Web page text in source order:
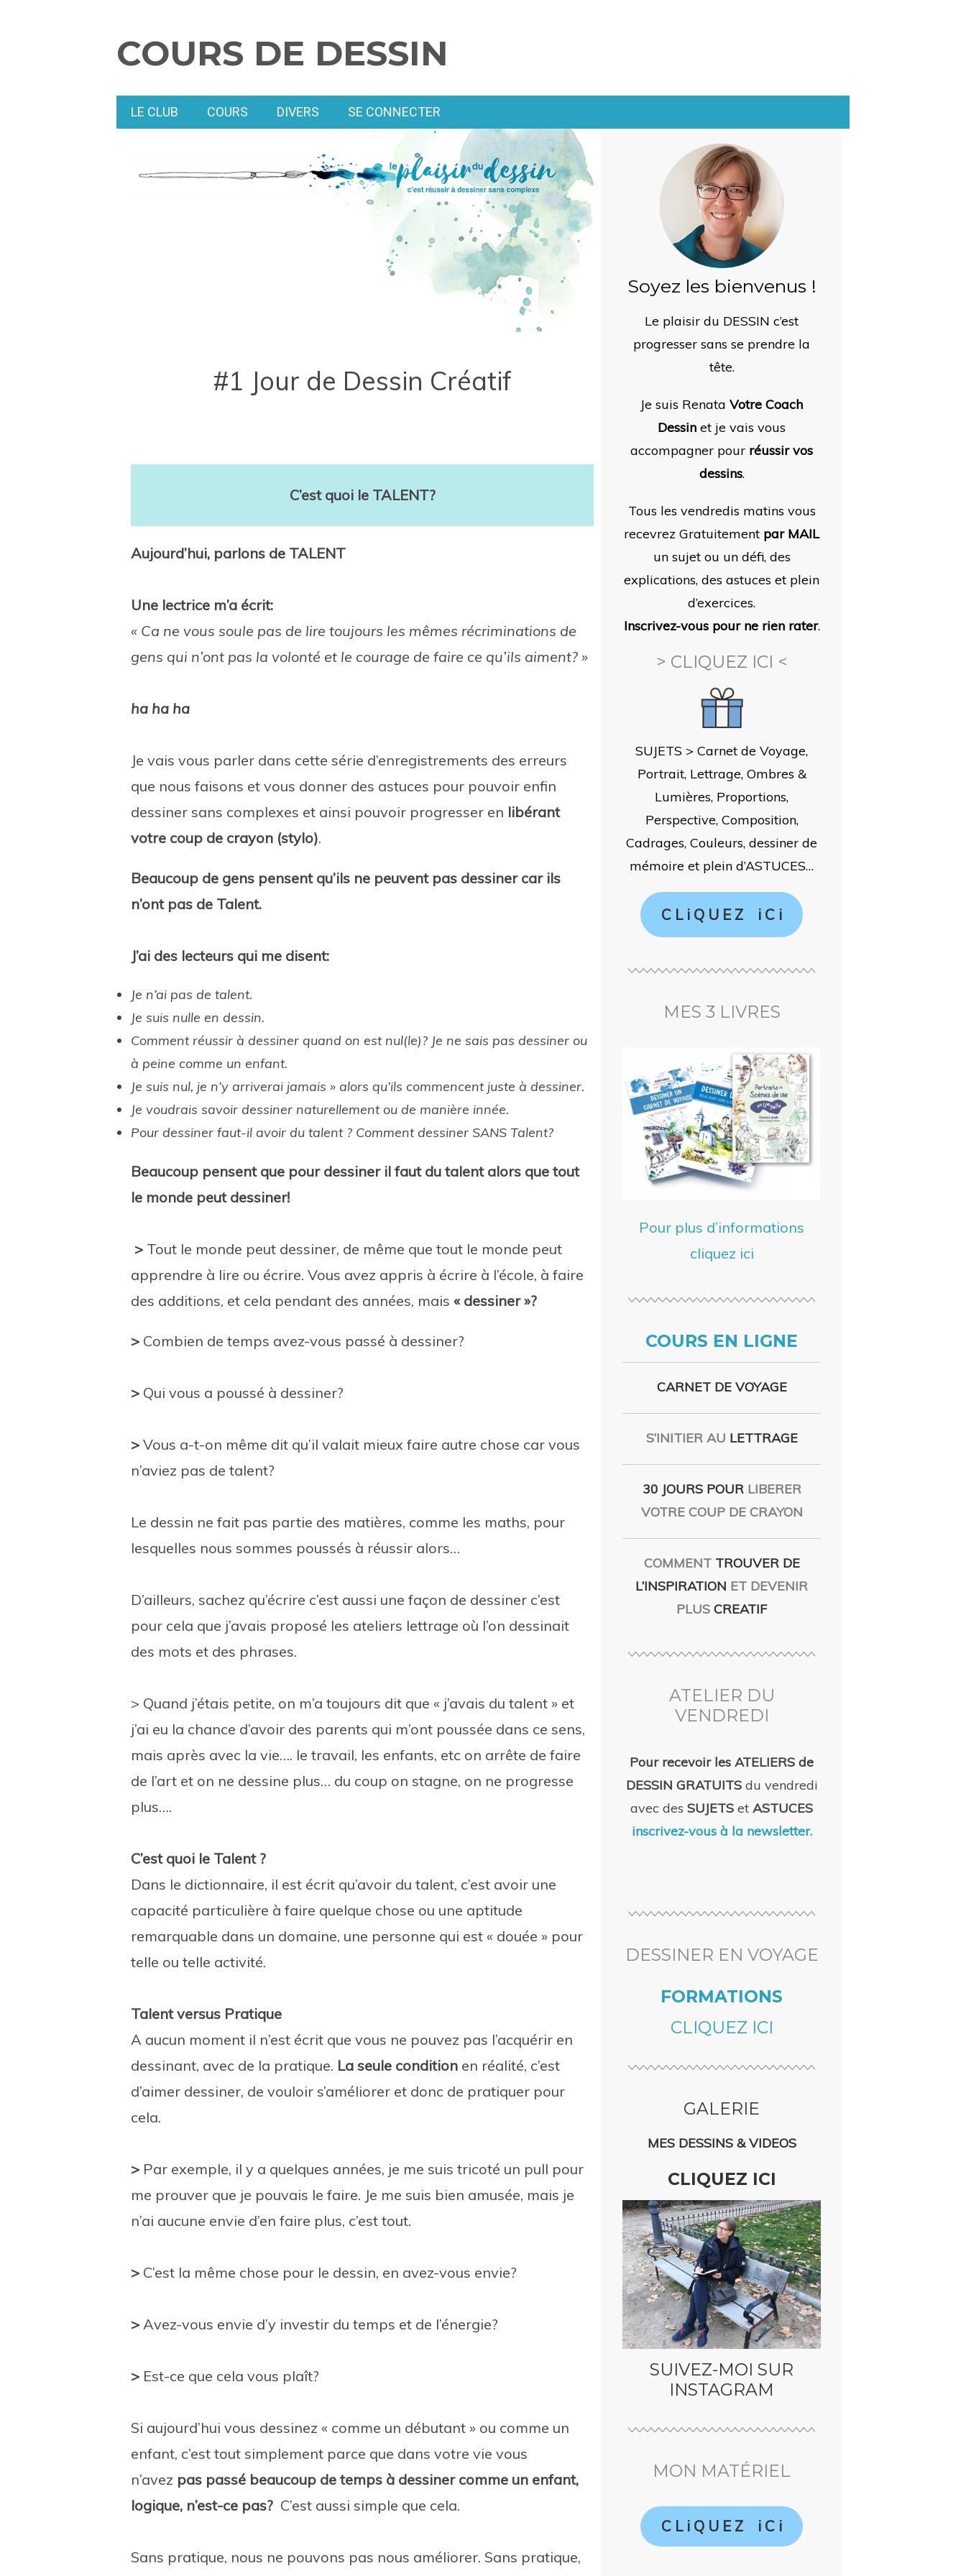
COURS DE DESSIN
LE CLUB COURS DIVERS SE CONNECTER
#1 Jour de Dessin Créatif
C’est quoi le TALENT?
Aujourd’hui, parlons de TALENT
Une lectrice m’a écrit:
« Ca ne vous soule pas de lire toujours les mêmes récriminations de
gens qui n’ont pas la volonté et le courage de faire ce qu’ils aiment? »
ha ha ha
Je vais vous parler dans cette série d’enregistrements des erreurs
que nous faisons et vous donner des astuces pour pouvoir enfin
dessiner sans complexes et ainsi pouvoir progresser en libérant
votre coup de crayon (stylo).
Beaucoup de gens pensent qu’ils ne peuvent pas dessiner car ils
n’ont pas de Talent.
J’ai des lecteurs qui me disent:
Je n’ai pas de talent.
Je suis nulle en dessin.
Comment réussir à dessiner quand on est nul(le)? Je ne sais pas dessiner ou
à peine comme un enfant.
Je suis nul, je n’y arriverai jamais » alors qu’ils commencent juste à dessiner.
Je voudrais savoir dessiner naturellement ou de manière innée.
Pour dessiner faut-il avoir du talent ? Comment dessiner SANS Talent?
Beaucoup pensent que pour dessiner il faut du talent alors que tout
le monde peut dessiner!
> Tout le monde peut dessiner, de même que tout le monde peut
apprendre à lire ou écrire. Vous avez appris à écrire à l’école, à faire
des additions, et cela pendant des années, mais « dessiner »?
> Combien de temps avez-vous passé à dessiner?
> Qui vous a poussé à dessiner?
> Vous a-t-on même dit qu’il valait mieux faire autre chose car vous
n’aviez pas de talent?
Le dessin ne fait pas partie des matières, comme les maths, pour
lesquelles nous sommes poussés à réussir alors…
D’ailleurs, sachez qu’écrire c’est aussi une façon de dessiner c’est
pour cela que j’avais proposé les ateliers lettrage où l’on dessinait
des mots et des phrases.
> Quand j’étais petite, on m’a toujours dit que « j’avais du talent » et
j’ai eu la chance d’avoir des parents qui m’ont poussée dans ce sens,
mais après avec la vie…. le travail, les enfants, etc on arrête de faire
de l’art et on ne dessine plus… du coup on stagne, on ne progresse
plus….
C’est quoi le Talent ?
Dans le dictionnaire, il est écrit qu’avoir du talent, c’est avoir une
capacité particulière à faire quelque chose ou une aptitude
remarquable dans un domaine, une personne qui est « douée » pour
telle ou telle activité.
Talent versus Pratique
A aucun moment il n’est écrit que vous ne pouvez pas l’acquérir en
dessinant, avec de la pratique. La seule condition en réalité, c’est
d’aimer dessiner, de vouloir s’améliorer et donc de pratiquer pour
cela.
> Par exemple, il y a quelques années, je me suis tricoté un pull pour
me prouver que je pouvais le faire. Je me suis bien amusée, mais je
n’ai aucune envie d’en faire plus, c’est tout.
> C’est la même chose pour le dessin, en avez-vous envie?
> Avez-vous envie d’y investir du temps et de l’énergie?
> Est-ce que cela vous plaît?
Si aujourd’hui vous dessinez « comme un débutant » ou comme un
enfant, c’est tout simplement parce que dans votre vie vous
n’avez pas passé beaucoup de temps à dessiner comme un enfant,
logique, n’est-ce pas? C’est aussi simple que cela.
Sans pratique, nous ne pouvons pas nous améliorer. Sans pratique,
Soyez les bienvenus !
Le plaisir du DESSIN c’est
progresser sans se prendre la
tête.
Je suis RenataVotre Coach
Dessin et je vais vous
accompagner pour réussir vos
dessins.
Tous les vendredis matins vous
recevrez Gratuitement par MAIL
un sujet ou un défi, des
explications, des astuces et plein
d’exercices.
Inscrivez-vous pour ne rien rater.
> CLIQUEZ ICI <
SUJETS > Carnet de Voyage,
Portrait, Lettrage, Ombres &
Lumières, Proportions,
Perspective, Composition,
Cadrages, Couleurs, dessiner de
mémoire et plein d’ASTUCES…
C L i Q U E Z i C i
MES 3 LIVRES
Pour plus d’informations
cliquez ici
COURS EN LIGNE
CARNET DE VOYAGE
S’INITIER AU LETTRAGE
30 JOURS POURLIBERER
VOTRE COUP DE CRAYON
COMMENT TROUVER DE
L’INSPIRATION ET DEVENIR
PLUSCREATIF
ATELIER DU
VENDREDI
Pour recevoir les ATELIERS de
DESSIN GRATUITS du vendredi
avec desSUJETSetASTUCES
inscrivez-vous à la newsletter.
DESSINER EN VOYAGE
FORMATIONS
CLIQUEZ ICI
GALERIE
MES DESSINS & VIDEOS
CLIQUEZ ICI
SUIVEZ-MOI SUR
INSTAGRAM
MON MATÉRIEL
C L i Q U E Z i C i